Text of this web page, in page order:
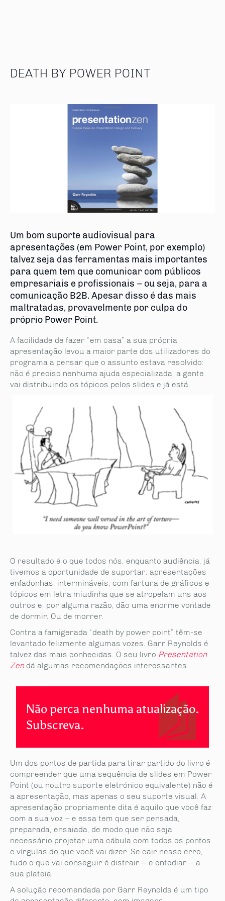
DEATH BY POWER POINT
Um bom suporte audiovisual para
apresentações (em Power Point, por exemplo)
talvez seja das ferramentas mais importantes
para quem tem que comunicar com públicos
empresariais e profissionais – ou seja, para a
comunicação B2B. Apesar disso é das mais
maltratadas, provavelmente por culpa do
próprio Power Point.
A facilidade de fazer “em casa” a sua própria
apresentação levou a maior parte dos utilizadores do
programa a pensar que o assunto estava resolvido:
não é preciso nenhuma ajuda especializada, a gente
vai distribuindo os tópicos pelos slides e já está.
O resultado é o que todos nós, enquanto audiência, já
tivemos a oportunidade de suportar: apresentações
enfadonhas, intermináveis, com fartura de gráficos e
tópicos em letra miudinha que se atropelam uns aos
outros e, por alguma razão, dão uma enorme vontade
de dormir. Ou de morrer.
Contra a famigerada “death by power point” têm-se
levantado felizmente algumas vozes. Garr Reynolds é
talvez das mais conhecidas. O seu livro Presentation
Zendá algumas recomendações interessantes.
Não perca nenhuma atualização.
Subscreva.
Um dos pontos de partida para tirar partido do livro é
compreender que uma sequência de slides em Power
Point (ou noutro suporte eletrónico equivalente) não é
a apresentação, mas apenas o seu suporte visual. A
apresentação propriamente dita é aquilo que você faz
com a sua voz – e essa tem que ser pensada,
preparada, ensaiada, de modo que não seja
necessário projetar uma cábula com todos os pontos
e vírgulas do que você vai dizer. Se cair nesse erro,
tudo o que vai conseguir é distrair – e entediar – a
sua plateia.
A solução recomendada por Garr Reynolds é um tipo